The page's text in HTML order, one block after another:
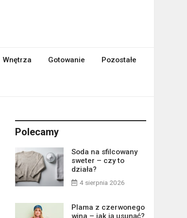
Wnętrza Gotowanie Pozostałe
Polecamy
Soda na sfilcowany
sweter – czy to
działa?
4 sierpnia 2026
Plama z czerwonego
wina – jak ją usunąć?